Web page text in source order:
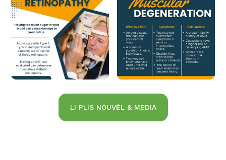
LI PLIS NOUVÈL & MEDIA